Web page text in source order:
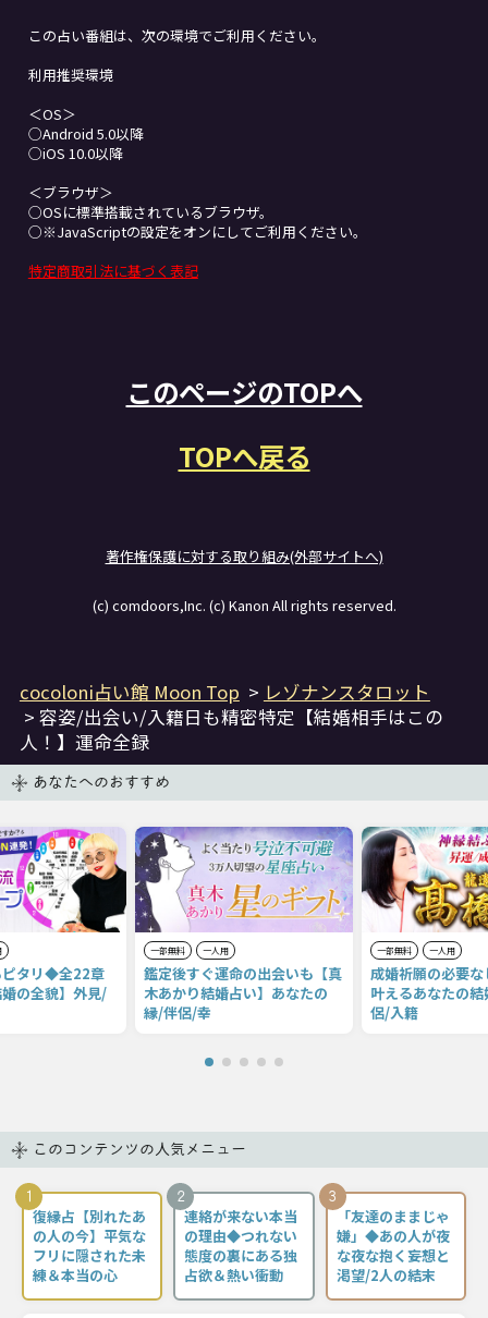
この占い番組は、次の環境でご利用ください。
利用推奨環境
＜OS＞
○Android 5.0以降
○iOS 10.0以降
＜ブラウザ＞
○OSに標準搭載されているブラウザ。
○※JavaScriptの設定をオンにしてご利用ください。
特定商取引法に基づく表記
このページのTOPへ
TOPへ戻る
著作権保護に対する取り組み(外部サイトへ)
(c) comdoors,Inc. (c) Kanon All rights reserved.
cocoloni占い館 Moon Top > レゾナンスタロット
> 容姿/出会い/入籍日も精密特定【結婚相手はこの
人！】運命全録
あなたへのおすすめ
ピタリ◆全22章
の全貌】外見/
一部無料 一人用
鑑定後すぐ運命の出会いも【真
木あかり結婚占い】あなたの
縁/伴侶/幸
一部無料 一人用
成婚祈願の必要
叶えるあなたの
侶/入籍
このコンテンツの人気メニュー
1
復縁占【別れたあ
の人の今】平気な
フリに隠された未
練＆本当の心
2
連絡が来ない本当
の理由◆つれない
態度の裏にある独
占欲＆熱い衝動
3
「友達のままじゃ
嫌」◆あの人が夜
な夜な抱く妄想と
渇望/2人の結末